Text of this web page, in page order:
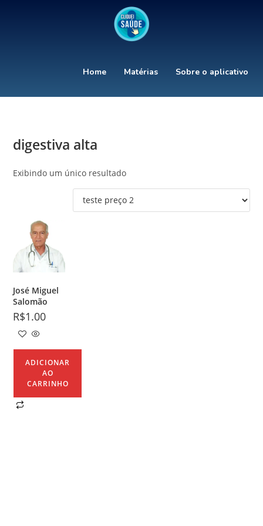
Home Matérias Sobre o aplicativo
digestiva alta
Exibindo um único resultado
José Miguel
Salomão
R$1.00
ADICIONAR
AO
CARRINHO